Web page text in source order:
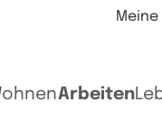
Meine
Arbeiten